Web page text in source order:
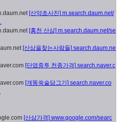
[산약초사진] m.search.daum.net/
[홍천 산삼] m.search.daum.net/se
[산삼을찾는사람들] search.daum.ne
[단엽중투 천종가격] search.naver.c
[개똥쑥술담그기] search.naver.co
[산삼가격] www.google.com/searc